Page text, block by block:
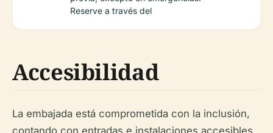
Reserve a través del
Accesibilidad
La embajada está comprometida con la inclusión,
contando con entradas e instalaciones accesibles